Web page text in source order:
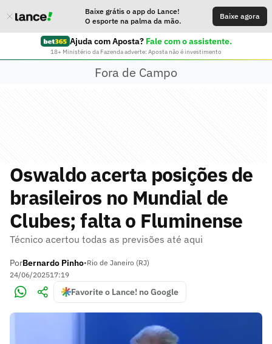
Baixe grátis o app do Lance!
O esporte na palma da mão.
Baixe agora
Ajuda com Aposta? Fale com o assistente.
18+ Ministério da Fazenda adverte: Aposta não é investimento
Fora de Campo
Oswaldo acerta posições de
brasileiros no Mundial de
Clubes; falta o Fluminense
Técnico acertou todas as previsões até aqui
PorBernardo Pinho•Rio de Janeiro (RJ)
24/06/202517:19
Favorite o Lance! no Google